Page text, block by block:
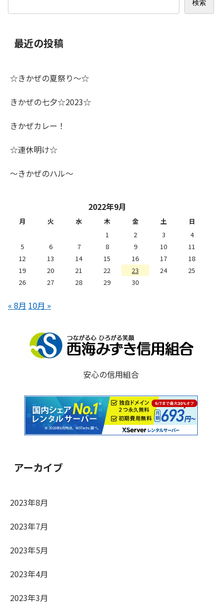
検索
最近の投稿
☆きかぜの夏祭り～☆
きかぜの七夕☆2023☆
きかぜカレー！
☆連休明け☆
～きかぜのハル～
2022年9月
月 火 水 木 金 土
日
1
2 3
4
5
6 7 8 9 10
11
12
13 14 15 16 17
18
19
20 21 22 23 24
25
26
27 28 29 30
« 8月 10月 »
安心の信用組合
アーカイブ
2023年8月
2023年7月
2023年5月
2023年4月
2023年3月